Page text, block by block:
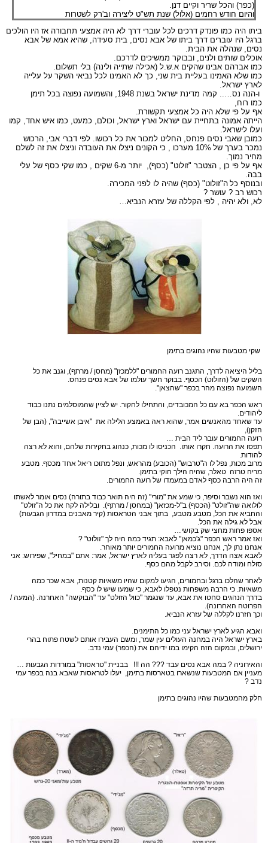
(כפר) והכל שריר וקיים דנן
והיום חודש רחמים (אלול) שנת תש"ט ליצירה וב'רק לשטרות
ביתו היה כמו פונדק דרכים לכל עוברי דרך לא היה אמצעי תחבורה אז היו הולכים
ברגל היו עוברים דרך ביתו של אבא נסים, בית סעידה, שהיא אמא של אבא
נסים, שנהלה את הבית.
אוכלים שותים ולנים, ובבוקר ממשיכים לדרכם.
כמו אברהם אבינו שהקים א.ש.ל (אכילה שתייה ולינה) בלי תשלום.
כמו שלא האמינו בעליית בית שני, כך לא האמינו לכל נביאי השקר על עלייה
לארץ ישראל.
ו-הנה נס….. קמה מדינת ישראל בשנת 1948, והשמועה נפוצה בכל תימן
כמו רוח,
אף על פי שלא היה כל אמצעי תקשורת.
הייתה אמונה בתחיית עם ישראל וארץ ישראל, וכולם, כמעט, כמו איש אחד, קמו
ועלו לישראל.
כמובן שאבי נסים פנחס, החליט למכור את כל רכושו. לפי דברי אבי, הרכוש
נמכר בערך של
10% מערכו , כי הקונים ניצלו את העובדה וניצלו את זה לשלם
מחיר נמוך.
אף על פי כן , הצטבר "זולוט" (כסף), יותר מ-6 שקים , כמו שקי כסף של עלי
בבה.
ובנוסף כל ה"זולוט" (כסף) שהיה לו לפני המכירה.
רכוש רב ? עושר ?
לא, ולא יהיה , לפי הקללה של עזרא הנביא…
שקי מטבעות שהיו נהוגים בתימן
בליל היציאה לדרך, התגנב רועה החמורים "ללמכזן" (מחסן / מרתף), וגנב את כל
השקים של (הזולוט) הכסף. בבוקר חשך עולמו של אבא נסים פנחס.
השמועה נפוצה מהר בכפר "שהצאן".
ראש הכפר בא עם כל המכובדים, והתחילו לחקור. יש לציין שהמוסלמים נתנו כבוד
ליהודים.
עד שאחד מהאנשים אמר, שהוא ראה באמצע הלילה את "איבן אשייבה", (הבן של
הזקן),
רועה החמורים עובר ליד הבית …
תפסו את הרועה. חקרו אותו. הכניסו לו מכות, כנהוג בחקירות שלהם, והוא לא רצה
להודות.
מרוב מכות, נפל לו ה"טרבוש" (הכובע) מהראש, ונפל מתוכו ריאל אחד מכסף. מטבע
מריה טרזה טאלר, שהיה הילך חוקי בתימן.
זה היה הרבה כסף לאדם במעמדו של רועה החמורים.
ואז הוא נשבר וסיפר, כי שמע את "מורי" (זה היה תואר כבוד בתורה) נסים אומר לאשתו
לולואה שה"זולט" (הכסף) ב"ל-מכזאן" (במחסן / מרתף). ובלילה לקח את כל ה"זולט"
והחביא את הכל, מטבע מטבע, בתוך אבני הטראסות (קיר מאבנים במדרון הגבעות)
אבל לא גילה את הכל.
אספו פחות מחצי שק בקושי…
ואז אמר ראש הכפר "ג'כמאן" לאבא: תגיד כמה היה לך "זולוט" ?
אנחנו נתן לך, אנחנו נוציא מרועה החמורים יותר מאוחר.
לאבא אצה הדרך, לא רצה לפגר בעליה לארץ ישראל, אמר: אתם "במחיל", שפירוש: אני
סולח ומודה לכם. וסירב לקבל מהם כסף.
לאחר שהלכו ברגל ובחמורים, הגיעו למקום שהיו משאיות קטנות, אבא שכר כמה
משאיות. כי הרבה משפחות נטפלו לאבא, כי שמעו שיש לו כסף.
בדרך הנהגים סחטו את אבא, עד שנגמר "כוול הזולט" עד "הבוקשה" האחרנה. (המעה /
הפרוטה האחרונה).
וכך חזרנו לקללה של עזרא הנביא.
ואבא הגיע לארץ ישראל עני כמו כל התימנים.
בארץ ישראל היה במחנה העולים עין שמר, ומשם העבירו אותם לשטח פתוח בהרי
ירושלים, ובמקום הזה הקימו במו ידיהם את (הכפר) עמי נדב.
והאירוניה ? במה אבא נסים עבד ??? הה !!! בבניית "טראסות" במורדות הגבעות …
מעניין אם המטבעות שנשארו בטארסות בתימן, יעלו לטראסות שאבא בנה בכפר עמי
נדב ?
חלק מהמטבעות שהיו נהוגים בתימן